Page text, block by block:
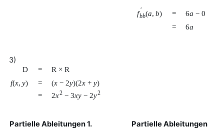
f ′
bb(a, b) = 6a − 0
=
6a
3)
D = R × R
f(x, y) = (x − 2y)(2x + y)
=
2x2 − 3xy − 2y2
Partielle Ableitungen 1.
Partielle Ableitungen